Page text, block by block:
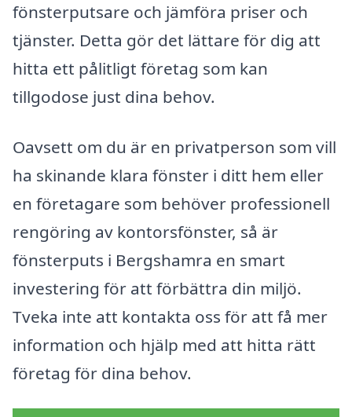
fönsterputsare och jämföra priser och
tjänster. Detta gör det lättare för dig att
hitta ett pålitligt företag som kan
tillgodose just dina behov.
Oavsett om du är en privatperson som vill
ha skinande klara fönster i ditt hem eller
en företagare som behöver professionell
rengöring av kontorsfönster, så är
fönsterputs i Bergshamra en smart
investering för att förbättra din miljö.
Tveka inte att kontakta oss för att få mer
information och hjälp med att hitta rätt
företag för dina behov.